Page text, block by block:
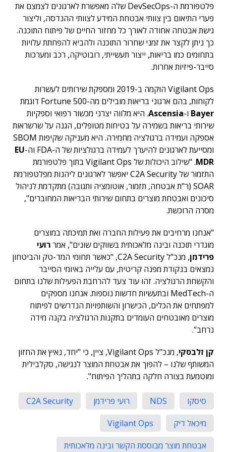
פלטפורמת ה-DevSecOps שלה מאפשרת לארגונים לצמצם את
פערי התיאום בין צוותי אבטחת המידע לצוותי ההנדסה, וליצור
גישת אבטחה אחודה לאורך כל מחזור החיים של פיתוח התוכנה.
כך ניתן לקצר את זמני שחרור התוכנה ולהביא להפחתת עלויות
בתחומים כמו בריאות, ייצור תעשייתי, רובוטיקה, רכב ומערכות
סייבר-פיזיות אחרות.
Vigilant Ops הוקמה ב-2019 ומספקת שירותים לעשרות
לקוחות, בהם ארגוני בריאות מובילים מה-Fortune 500 דוגמת
Bayer ו-Ascensia. היא מלווה יצרני מכשור רפואי וספקיות
שירותי בריאות בשמירה על בטיחות מטופלים, הגנה על שרשראות
אספקה ועמידה ברגולציה מחמירה. היא מעניקה שקיפות SBOM
ומסייעת לארגונים להיערך לעמידה ברגולציות של ה-FDA וה-
EU
MDR
. "שילוב היכולות של Vigilant Ops בתוך פלטפורמת
התזמור של C2A Security יאפשר לארגונים ליהנות מפלטפורמת
SOAR (ר"ת אבטחה, תזמור, אוטומציה ותגובה) מתקדמת לניהול
סיכונים ואבטחת מוצרים בתחום שירותי הבריאות המחוברים",
מסרה הרוכשת.
"אנחנו מרחיבים את פעילות החברה ואת תמיכתה במוצרים
מוגדרי תוכנה ובינה מלאכותית בשווקים שונים", אמררועי
פרידמן
, מנכ"ל C2A Security, "כאשר תחומי המד-טק והביטחון
נמצאים בנקודת מפנה קריטית, עם עלייה באיומי הסייבר
והקשחת הרגולציה. זהו עוד צעד להרחבת הפעילות שלנו בתחום
ה-MedTech ובתעשיות חדשות נוספות. אנחנו מספקים
למפתחים את הכלים, הכישרון והשותפויות הנדרשים לפיתוח
מוצרים מאובטחים העומדים בתקנות הרגולציה בקנה מידה
נרחב".
קן זלבסקי
, מנכ"ל Vigilant Ops, ציין, כי "יחד, נאיץ את החזון
המשותף שלנו – להפוך את אבטחת המוצר לנגישה, סקלבילית
ומוטמעת בצורה חלקה בתהליך הפיתוח".
סיסקו NDS רועי פרידמן
C2A Security
מיכאל דיק
Vigilant Ops
אבטחת מוצר מבוססת הקשר ובינה מלאכותית